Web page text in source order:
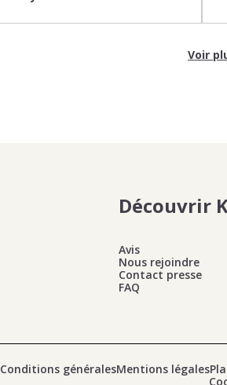
Voir
Découvrir
Avis
Nous rejoindre
Contact presse
FAQ
Conditions généralesMentions légales